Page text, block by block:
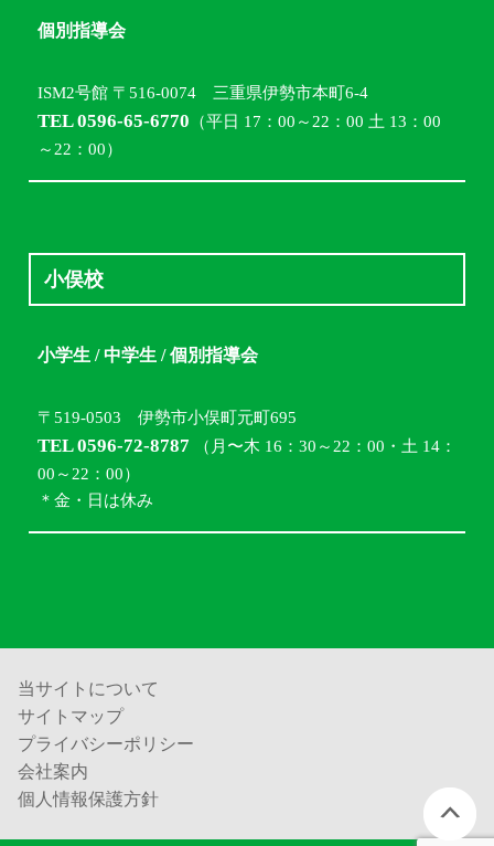
個別指導会
ISM2号館 〒516-0074 三重県伊勢市本町6-4
TEL 0596-65-6770 （平日 17：00～22：00 土 13：00
～22：00）
小俣校
小学生 / 中学生 / 個別指導会
〒519-0503 伊勢市小俣町元町695
TEL 0596-72-8787 （月〜木 16：30～22：00・土 14：
00～22：00）
＊金・日は休み
当サイトについて
サイトマップ
プライバシーポリシー
会社案内
個人情報保護方針